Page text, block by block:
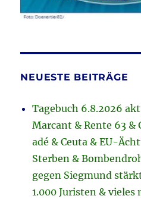
NEUESTE BEITRÄGE
Tagebuch 6.8.2026
Marcant & Rente 63
adé & Ceuta & EU-
Sterben &
gegen Siegmund
1.000 Juristen & vieles